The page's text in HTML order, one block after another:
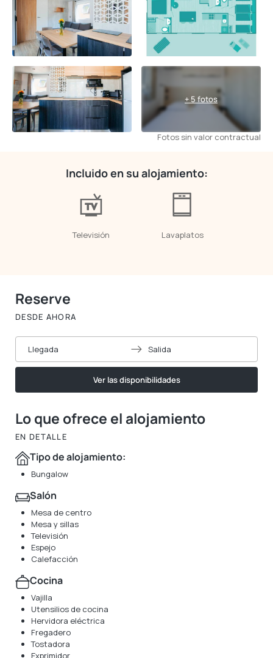
+ 5 fotos
Fotos sin valor contractual
Incluido en su alojamiento:
Televisión Lavaplatos
Lo que ofrece el alojamiento
EN DETALLE
Tipo de alojamiento:
Bungalow
Salón
Mesa de centro
Mesa y sillas
Televisión
Espejo
Calefacción
Cocina
Vajilla
Utensilios de cocina
Hervidora eléctrica
Fregadero
Tostadora
Exprimidor
Reserve
DESDE AHORA
Llegada Salida
Ver las disponibilidades